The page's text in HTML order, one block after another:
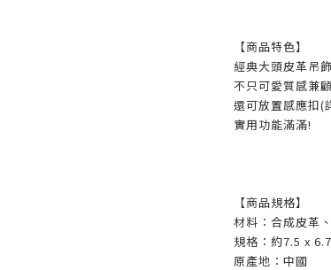
【商品特色】
經典大頭皮革吊飾
不只可愛質感兼
還可放置感應扣(
實用功能滿滿!
【商品規格】
材料：合成皮革
規格：約7.5 x
原產地：中國